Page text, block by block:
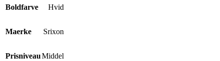
Boldfarve Hvid
Maerke Srixon
PrisniveauMiddel